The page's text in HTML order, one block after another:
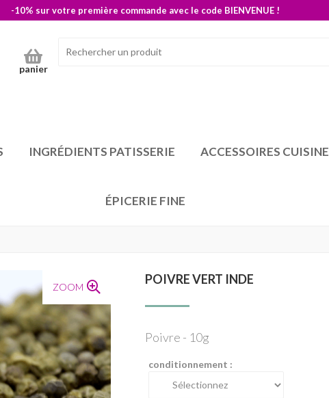
-10% sur votre première commande avec le code BIENVENUE !
panier
INGRÉDIENTS PATISSERIE ACCESSOIRES CUISINE
ÉPICERIE FINE
ZOOM
POIVRE VERT INDE
Poivre - 10g
conditionnement :